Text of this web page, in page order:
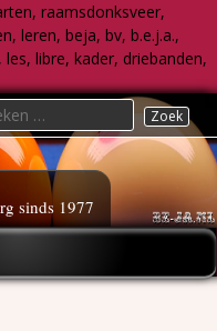
raamsdonksveer,
leren, beja, bv, b.e.j.a.,
libre, kader, driebanden,
sinds 1977